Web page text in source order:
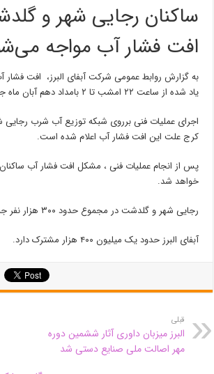
ساکنان رجایی شهر و
افت فشار آب مواجه
به گزارش روابط عمومی شرکت آبفای البرز، افت
یاد شده از ساعت ۲۲ امشب تا ۲ بامداد دهم آبان ماه جاری ادامه دارد.
اجرای عملیات فنی برروی شبکه توزیع آب شرب
کرج علت این افت فشار آب اعلام شده است.
پس از انجام عملیات فنی ، مشکل افت فشار آب
خواهد شد.
رجایی شهر و گلدشت در مجموع حدود ۳۰۰ هزار نفر جمعیت دارند.
آبفای البرز حدود یک میلیون ۴۰۰ هزار مشترک دارد.
قبلی
البرز میزبان داوری آثار ششمین دوره
مهر اصالت ملی صنایع دستی شد